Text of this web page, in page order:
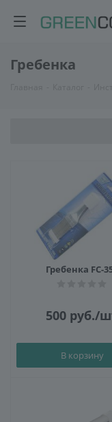
Гребенка
Гребенка FC-
500 руб./
В корзину